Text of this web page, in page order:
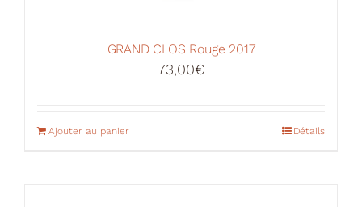
GRAND CLOS Rouge 2017
73,00€
Ajouter au panier Détails